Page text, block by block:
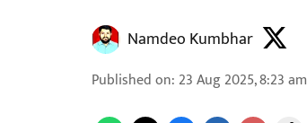
Namdeo Kumbhar
Published on: 23 Aug 2025, 8:23 am